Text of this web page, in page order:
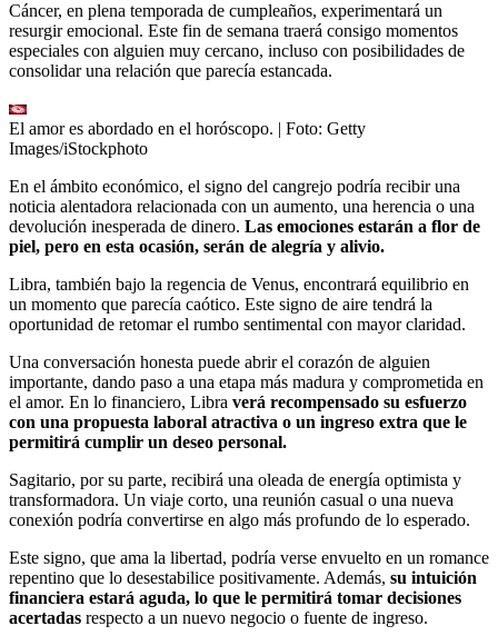
Cáncer, en plena temporada de cumpleaños, experimentará un
resurgir emocional. Este fin de semana traerá consigo momentos
especiales con alguien muy cercano, incluso con posibilidades de
consolidar una relación que parecía estancada.
El amor es abordado en el horóscopo. | Foto: Getty
Images/iStockphoto
En el ámbito económico, el signo del cangrejo podría recibir una
noticia alentadora relacionada con un aumento, una herencia o una
devolución inesperada de dinero. Las emociones estarán a flor de
piel, pero en esta ocasión, serán de alegría y alivio.
Libra, también bajo la regencia de Venus, encontrará equilibrio en
un momento que parecía caótico. Este signo de aire tendrá la
oportunidad de retomar el rumbo sentimental con mayor claridad.
Una conversación honesta puede abrir el corazón de alguien
importante, dando paso a una etapa más madura y comprometida en
el amor. En lo financiero, Libra verá recompensado su esfuerzo
con una propuesta laboral atractiva o un ingreso extra que le
permitirá cumplir un deseo personal.
Sagitario, por su parte, recibirá una oleada de energía optimista y
transformadora. Un viaje corto, una reunión casual o una nueva
conexión podría convertirse en algo más profundo de lo esperado.
Este signo, que ama la libertad, podría verse envuelto en un romance
repentino que lo desestabilice positivamente. Además, su intuición
financiera estará aguda, lo que le permitirá tomar decisiones
acertadas respecto a un nuevo negocio o fuente de ingreso.